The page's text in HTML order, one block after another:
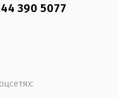
390 5077